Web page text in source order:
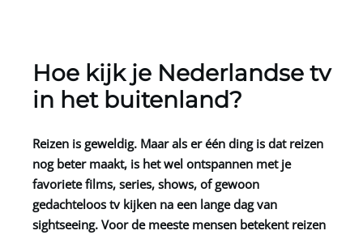
Hoe kijk je Nederlandse tv
in het buitenland?
Reizen is geweldig. Maar als er één ding is dat reizen
nog beter maakt, is het wel ontspannen met je
favoriete films, series, shows, of gewoon
gedachteloos tv kijken na een lange dag van
sightseeing. Voor de meeste mensen betekent reizen